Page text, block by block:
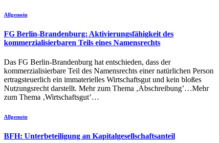
Allgemein
FG Berlin-Brandenburg: Aktivierungsfähigkeit des
kommerzialisierbaren Teils eines Namensrechts
Das FG Berlin-Brandenburg hat entschieden, dass der
kommerzialisierbare Teil des Namensrechts einer natürlichen Person
ertragsteuerlich ein immaterielles Wirtschaftsgut und kein bloßes
Nutzungsrecht darstellt. Mehr zum Thema ‚Abschreibung’…Mehr
zum Thema ‚Wirtschaftsgut’…
Allgemein
BFH: Unterbeteiligung an Kapitalgesellschaftsanteil